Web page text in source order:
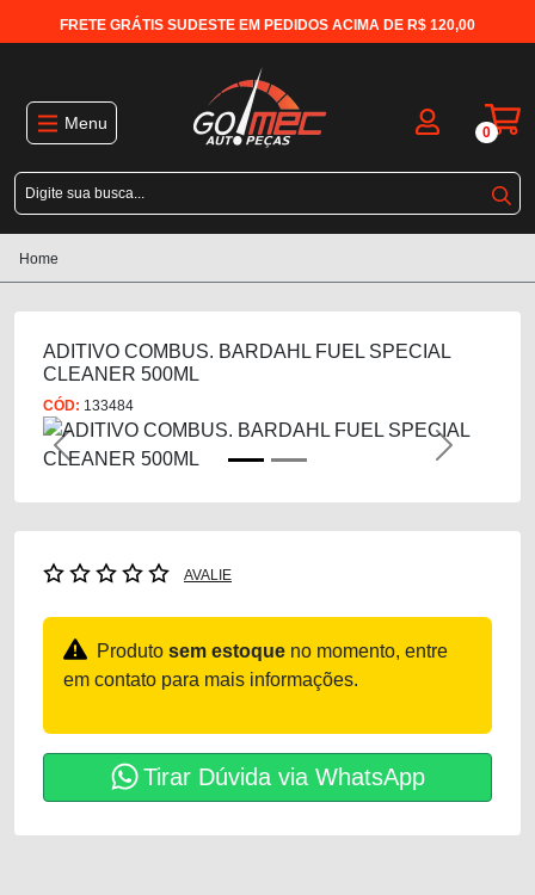
FRETE GRÁTIS SUDESTE EM PEDIDOS ACIMA DE R$ 120,00
Menu 0
Home
ADITIVO COMBUS. BARDAHL FUEL SPECIAL
CLEANER 500ML
CÓD: 133484
Previous Next
AVALIE
Produto sem estoque no momento, entre
em contato para mais informações.
Tirar Dúvida via WhatsApp